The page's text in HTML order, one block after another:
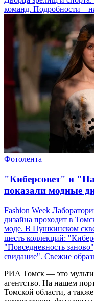
команд. Подробности –
Фотолента
"Киберсовет" и
показали модные
Fashion Week
дизайна проходит в
моде. В Пушкинском
шесть коллекций:
"Повседневность
свидание". Свежие
РИА Томск — это
агентство. На нашем
Томской области, а